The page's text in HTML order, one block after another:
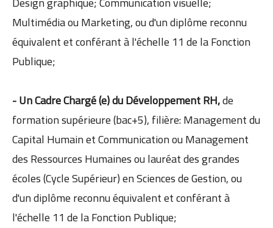
Multimédia ou Marketing, ou d'un diplôme reconnu
équivalent et conférant à l'échelle 11 de la Fonction
Publique;
- Un Cadre Chargé (e) du Développement RH,de
formation supérieure (bac+5), filière: Management du
Capital Humain et Communication ou Management
des Ressources Humaines ou lauréat des grandes
écoles (Cycle Supérieur) en Sciences de Gestion, ou
d'un diplôme reconnu équivalent et conférant à
l'échelle 11 de la Fonction Publique;